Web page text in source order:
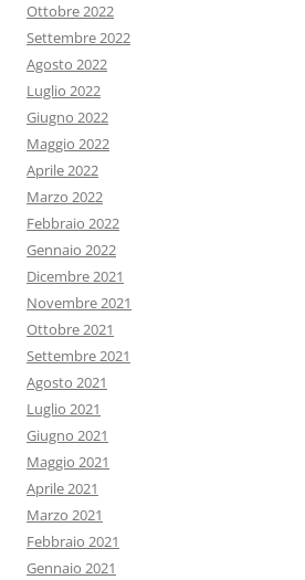
Ottobre 2022
Settembre 2022
Agosto 2022
Luglio 2022
Giugno 2022
Maggio 2022
Aprile 2022
Marzo 2022
Febbraio 2022
Gennaio 2022
Dicembre 2021
Novembre 2021
Ottobre 2021
Settembre 2021
Agosto 2021
Luglio 2021
Giugno 2021
Maggio 2021
Aprile 2021
Marzo 2021
Febbraio 2021
Gennaio 2021